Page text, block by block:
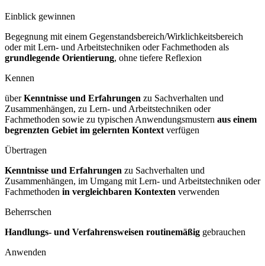
Einblick gewinnen
Begegnung mit einem Gegenstandsbereich/Wirklichkeitsbereich
oder mit Lern- und Arbeitstechniken oder Fachmethoden als
grundlegende Orientierung, ohne tiefere Reflexion
Kennen
überKenntnisse und Erfahrungen zu Sachverhalten und
Zusammenhängen, zu Lern- und Arbeitstechniken oder
Fachmethoden sowie zu typischen Anwendungsmustern aus einem
begrenzten Gebiet im gelernten Kontext verfügen
Übertragen
Kenntnisse und Erfahrungen zu Sachverhalten und
Zusammenhängen, im Umgang mit Lern- und Arbeitstechniken oder
Fachmethoden in vergleichbaren Kontexten verwenden
Beherrschen
Handlungs- und Verfahrensweisen routinemäßig gebrauchen
Anwenden